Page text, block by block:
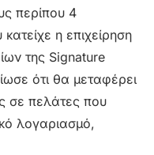
περίπου 4
η επιχείρηση
της Signature
ότι θα μεταφέρει
σε πελάτες που
λογαριασμό,